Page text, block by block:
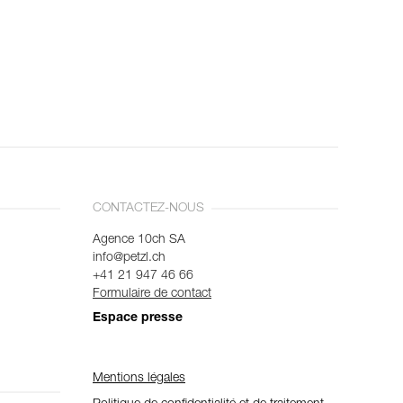
CONTACTEZ-NOUS
Agence 10ch SA
info@petzl.ch
+41 21 947 46 66
Formulaire de contact
Espace presse
Mentions légales